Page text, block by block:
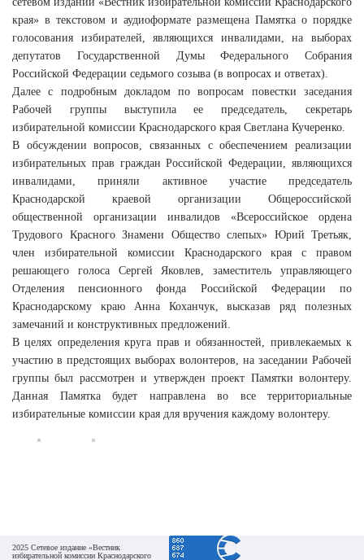
края» в текстовом и аудиоформате размещена Памятка о порядке
голосования избирателей, являющихся инвалидами, на выборах
депутатов Государственной Думы Федерального Собрания
Российской Федерации седьмого созыва (в вопросах и ответах).
Далее с подробным докладом по вопросам повестки заседания
Рабочей группы выступила ее председатель, секретарь
избирательной комиссии Краснодарского края Светлана Кучеренко.
В обсуждении вопросов, связанных с обеспечением реализации
избирательных прав граждан Российской Федерации, являющихся
инвалидами, приняли активное участие председатель
Краснодарской краевой организации Общероссийской
общественной организации инвалидов «Всероссийское ордена
Трудового Красного Знамени Общество слепых» Юрий Третьяк,
член избирательной комиссии Краснодарского края с правом
решающего голоса Сергей Яковлев, заместитель управляющего
Отделения пенсионного фонда Российской Федерации по
Краснодарскому краю Анна Коханчук, высказав ряд полезных
замечаний и конструктивных предложений.
В целях определения круга прав и обязанностей, привлекаемых к
участию в предстоящих выборах волонтеров, на заседании Рабочей
группы был рассмотрен и утвержден проект Памятки волонтеру.
Данная Памятка будет направлена во все территориальные
избирательные комиссии края для вручения каждому волонтеру.
2025 Сетевое издание «Вестник
избирательной комиссии Краснодарского